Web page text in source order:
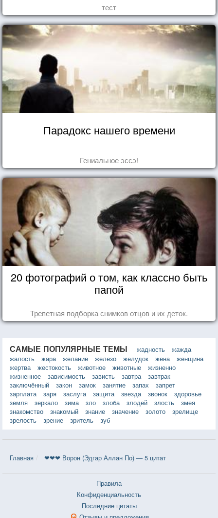
тест
Парадокс нашего времени
Гениальное эссэ!
20 фотографий о том, как классно быть
папой
Трепетная подборка снимков отцов и их деток.
САМЫЕ ПОПУЛЯРНЫЕ ТЕМЫ жадность
жажда
жалость
жара желание железо желудок жена
женщина
жертва
жестокость животное животные
жизненно
жизненное
зависимость зависть завтра
завтрак
заключённый
закон замок занятие запах
запрет
зарплата
заря заслуга защита звезда звонок
здоровье
земля
зеркало зима зло злоба злодей злость
змея
знакомство
знакомый знание значение золото
зрелище
зрелость
зрение зритель зуб
Главная ❤❤❤ Ворон (Эдгар Аллан По) — 5 цитат
Правила
Конфиденциальность
Последние цитаты